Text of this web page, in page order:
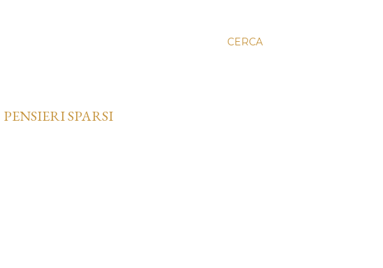
CERCA
PENSIERI SPARSI